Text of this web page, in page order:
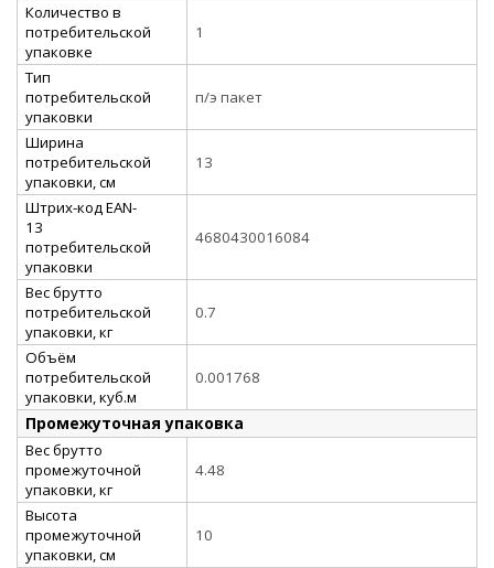
Количество в
потребительской
упаковке
1
Тип
потребительской
упаковки
п/э пакет
Ширина
потребительской
упаковки, см
13
Штрих-код EAN-
13
потребительской
упаковки
4680430016084
Вес брутто
потребительской
упаковки, кг
0.7
Объём
потребительской
упаковки, куб.м
0.001768
Промежуточная упаковка
Вес брутто
промежуточной
упаковки, кг
4.48
Высота
промежуточной
упаковки, см
10